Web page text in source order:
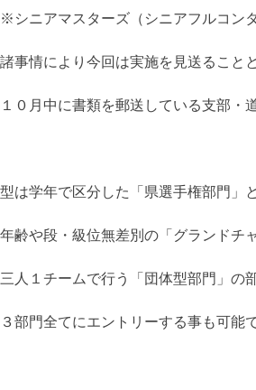
※シニアマスターズ（シニアフルコン
諸事情により今回は実施を見送ること
１０月中に書類を郵送している支部・
型は学年で区分した「県選手権部門」と
年齢や段・級位無差別の「グランドチ
三人１チームで行う「団体型部門」の
３部門全てにエントリーする事も可能で